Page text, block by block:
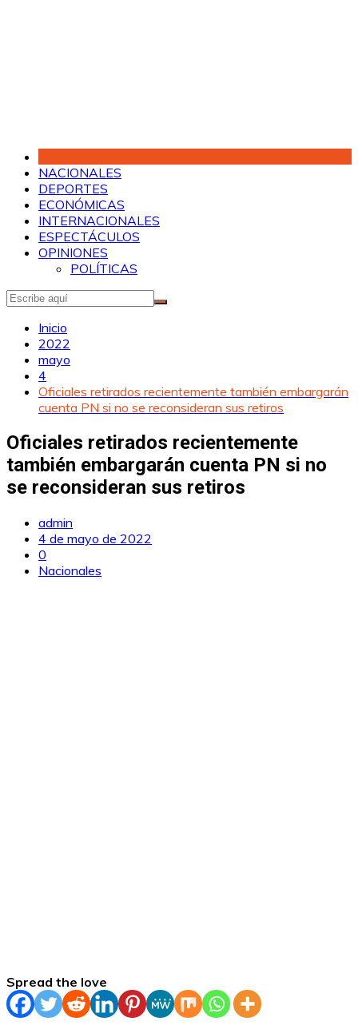
NACIONALES
DEPORTES
ECONÓMICAS
INTERNACIONALES
ESPECTÁCULOS
OPINIONES
POLÍTICAS
Inicio
2022
mayo
4
Oficiales retirados recientemente también embargarán
cuenta PN si no se reconsideran sus retiros
Oficiales retirados recientemente
también embargarán cuenta PN si no
se reconsideran sus retiros
admin
4 de mayo de 2022
0
Nacionales
Spread the love